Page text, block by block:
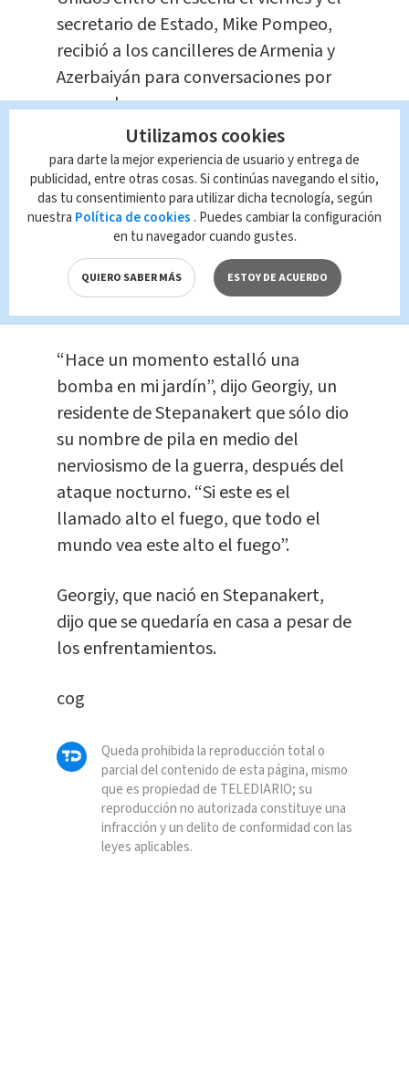
secretario de Estado, Mike Pompeo,
recibió a los cancilleres de Armenia y
Azerbaiyán para conversaciones por
separado.
“Ambos deben implementar un alto el
fuego y volver a negociaciones
sustanciales”, señaló Pompeo en un
tuit tras las reuniones.
Esas palabras resultaron vanas en el
terreno.
“Hace un momento estalló una
bomba en mi jardín”, dijo Georgiy, un
residente de Stepanakert que sólo dio
su nombre de pila en medio del
nerviosismo de la guerra, después del
ataque nocturno. “Si este es el
llamado alto el fuego, que todo el
mundo vea este alto el fuego”.
Georgiy, que nació en Stepanakert,
dijo que se quedaría en casa a pesar de
los enfrentamientos.
cog
Queda prohibida la reproducción total o
parcial del contenido de esta página, mismo
que es propiedad de TELEDIARIO; su
reproducción no autorizada constituye una
infracción y un delito de conformidad con las
leyes aplicables.
Utilizamos cookies
para darte la mejor experiencia de usuario y entrega de
publicidad, entre otras cosas. Si continúas navegando el sitio,
das tu consentimiento para utilizar dicha tecnología, según
nuestra Política de cookies . Puedes cambiar la configuración
en tu navegador cuando gustes.
QUIERO SABER MÁS ESTOY DE ACUERDO